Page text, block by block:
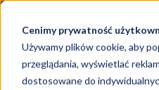
Cenimy prywatność
Używamy plików cookie, aby
przeglądania, wyświetlać
dostosowane do